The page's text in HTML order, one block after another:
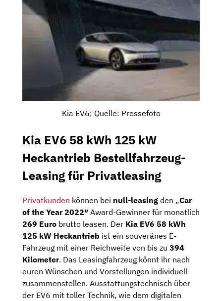
Kia EV6; Quelle: Pressefoto
Kia EV6 58 kWh 125 kW
Heckantrieb Bestellfahrzeug-
Leasing für Privatleasing
Privatkunden können bei null-leasing den „Car
of the Year 2022″ Award-Gewinner für monatlich
269 Euro brutto leasen. Der Kia EV6 58 kWh
125 kW Heckantrieb ist ein souveränes E-
Fahrzeug mit einer Reichweite von bis zu 394
Kilometer. Das Leasingfahrzeug könnt ihr nach
euren Wünschen und Vorstellungen individuell
zusammenstellen. Ausstattungstechnisch über
der EV6 mit toller Technik, wie dem digitalen